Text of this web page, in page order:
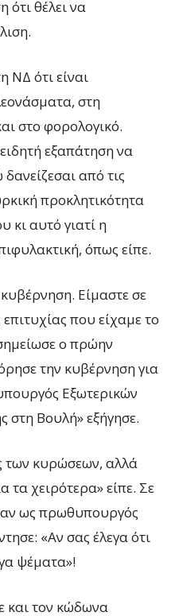
ότι θέλει να
ΝΔ ότι είναι
στη
στο φορολογικό.
εξαπάτηση να
από τις
προκλητικότητα
κι αυτό γιατί η
όπως είπε.
Είμαστε σε
που είχαμε το
ο πρώην
την κυβέρνηση για
Εξωτερικών
στη Βουλή» εξήγησε.
των κυρώσεων, αλλά
τα χειρότερα» είπε. Σε
ως πρωθυπουργός
«Αν σας έλεγα ότι
ψέματα»!
και τον κώδωνα